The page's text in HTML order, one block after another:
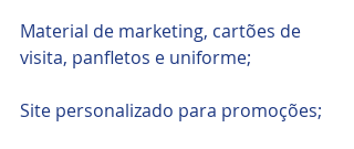
Material de marketing, cartões de
visita, panfletos e uniforme;
Site personalizado para promoções;